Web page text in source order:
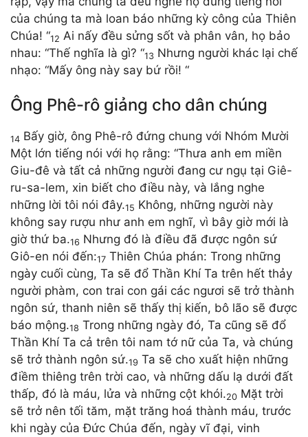
của chúng ta mà loan báo những kỳ công của Thiên
Chúa! “12 Ai nấy đều sửng sốt và phân vân, họ bảo
nhau: “Thế nghĩa là gì? “13 Nhưng người khác lại chế
nhạo: “Mấy ông này say bứ rồi! “
Ông Phê-rô giảng cho dân chúng
14 Bấy giờ, ông Phê-rô đứng chung với Nhóm Mười
Một lớn tiếng nói với họ rằng: “Thưa anh em miền
Giu-đê và tất cả những người đang cư ngụ tại Giê-
ru-sa-lem, xin biết cho điều này, và lắng nghe
những lời tôi nói đây.15 Không, những người này
không say rượu như anh em nghĩ, vì bây giờ mới là
giờ thứ ba.16 Nhưng đó là điều đã được ngôn sứ
Giô-en nói đến:17 Thiên Chúa phán: Trong những
ngày cuối cùng, Ta sẽ đổ Thần Khí Ta trên hết thảy
người phàm, con trai con gái các ngươi sẽ trở thành
ngôn sứ, thanh niên sẽ thấy thị kiến, bô lão sẽ được
báo mộng.18 Trong những ngày đó, Ta cũng sẽ đổ
Thần Khí Ta cả trên tôi nam tớ nữ của Ta, và chúng
sẽ trở thành ngôn sứ.19 Ta sẽ cho xuất hiện những
điềm thiêng trên trời cao, và những dấu lạ dưới đất
thấp, đó là máu, lửa và những cột khói.20 Mặt trời
sẽ trở nên tối tăm, mặt trăng hoá thành máu, trước
khi ngày của Đức Chúa đến, ngày vĩ đại, vinh